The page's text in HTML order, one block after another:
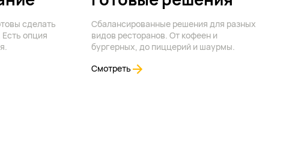
сделать
опция
Сбалансированные решения для разных
видов ресторанов. От кофеен и
бургерных, до пиццерий и шаурмы.
Смотреть